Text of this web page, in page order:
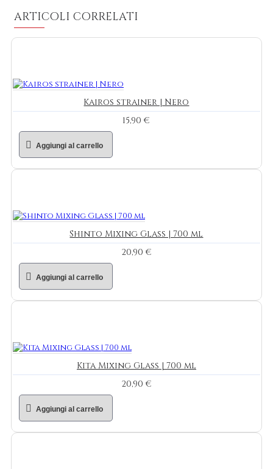
ARTICOLI CORRELATI
Kairos strainer | Nero
15,90 €
Aggiungi al carrello
Shinto Mixing Glass | 700 ml
20,90 €
Aggiungi al carrello
Kita Mixing Glass | 700 ml
20,90 €
Aggiungi al carrello